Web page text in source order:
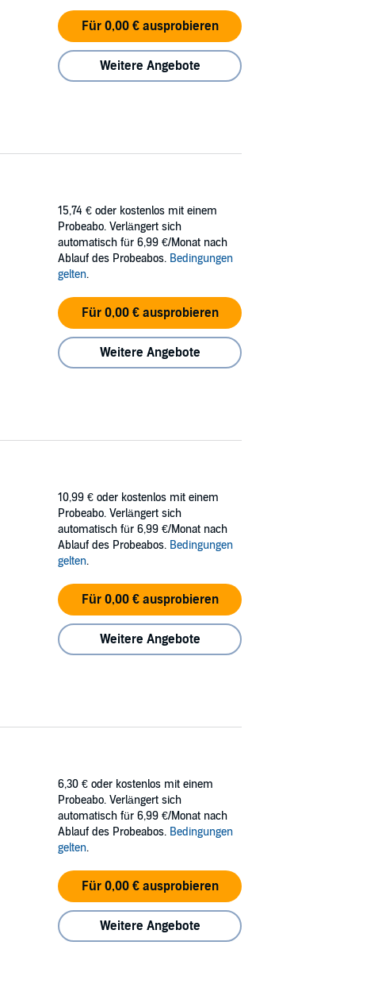
Für 0,00 € ausprobieren
Weitere Angebote
15,74 € oder kostenlos mit einem
Probeabo. Verlängert sich
automatisch für 6,99 €/Monat nach
Ablauf des Probeabos. Bedingungen
gelten.
Für 0,00 € ausprobieren
Weitere Angebote
10,99 € oder kostenlos mit einem
Probeabo. Verlängert sich
automatisch für 6,99 €/Monat nach
Ablauf des Probeabos. Bedingungen
gelten.
Für 0,00 € ausprobieren
Weitere Angebote
6,30 € oder kostenlos mit einem
Probeabo. Verlängert sich
automatisch für 6,99 €/Monat nach
Ablauf des Probeabos. Bedingungen
gelten.
Für 0,00 € ausprobieren
Weitere Angebote